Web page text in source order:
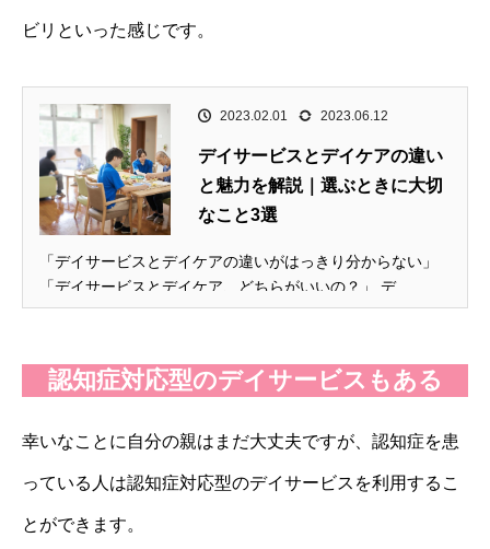
ビリといった感じです。
2023.02.01 2023.06.12
デイサービスとデイケアの違い
と魅力を解説｜選ぶときに大切
なこと3選
「デイサービスとデイケアの違いがはっきり分からない」
「デイサービスとデイケア、どちらがいいの？」 デ...
認知症対応型のデイサービスもある
幸いなことに自分の親はまだ大丈夫ですが、認知症を患
っている人は認知症対応型のデイサービスを利用するこ
とができます。